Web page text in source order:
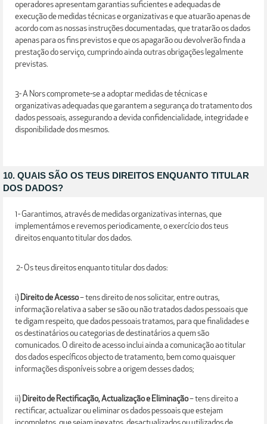
operadores apresentam garantias suficientes e adequadas de
execução de medidas técnicas e organizativas e que atuarão apenas de
acordo com as nossas instruções documentadas, que tratarão os dados
apenas para os fins previstos e que os apagarão ou devolverão finda a
prestação do serviço, cumprindo ainda outras obrigações legalmente
previstas.
3- A Nors compromete-se a adoptar medidas de técnicas e
organizativas adequadas que garantem a segurança do tratamento dos
dados pessoais, assegurando a devida confidencialidade, integridade e
disponibilidade dos mesmos.
10. QUAIS SÃO OS TEUS DIREITOS ENQUANTO TITULAR
DOS DADOS?
1- Garantimos, através de medidas organizativas internas, que
implementámos e revemos periodicamente, o exercício dos teus
direitos enquanto titular dos dados.
2- Os teus direitos enquanto titular dos dados:
i) Direito de Acesso– tens direito de nos solicitar, entre outras,
informação relativa a saber se são ou não tratados dados pessoais que
te digam respeito, que dados pessoais tratamos, para que finalidades e
os destinatários ou categorias de destinatários a quem são
comunicados. O direito de acesso inclui ainda a comunicação ao titular
dos dados específicos objecto de tratamento, bem como quaisquer
informações disponíveis sobre a origem desses dados;
ii) Direito de Rectificação, Actualização e Eliminação– tens direito a
rectificar, actualizar ou eliminar os dados pessoais que estejam